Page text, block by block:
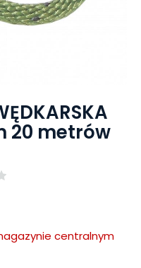
20 metrów
centralnym